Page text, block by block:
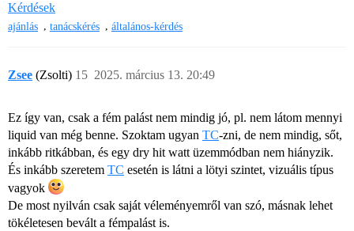
Kérdések
ajánlás , tanácskérés , általános-kérdés
Zsee (Zsolti) 2025. március 13. 20:49
15
Ez így van, csak a fém palást nem mindig jó, pl. nem látom mennyi
liquid van még benne. Szoktam ugyan TC-zni, de nem mindig, sőt,
inkább ritkábban, és egy dry hit watt üzemmódban nem hiányzik.
És inkább szeretem TC esetén is látni a lötyi szintet, vizuális típus
vagyok
De most nyilván csak saját véleményemről van szó, másnak lehet
tökéletesen bevált a fémpalást is.